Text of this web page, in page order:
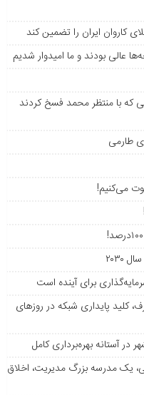
کاروان ایران را تضمین کند
عالی بودند و ما امیدوار شدیم
که با منتظر محمد فسخ کردند
طارمی
می‌کنیم!
برای آینده است
کلید پایداری شبکه در روزهای
یک مدرسه بزرگ مدیریت، اخلاق